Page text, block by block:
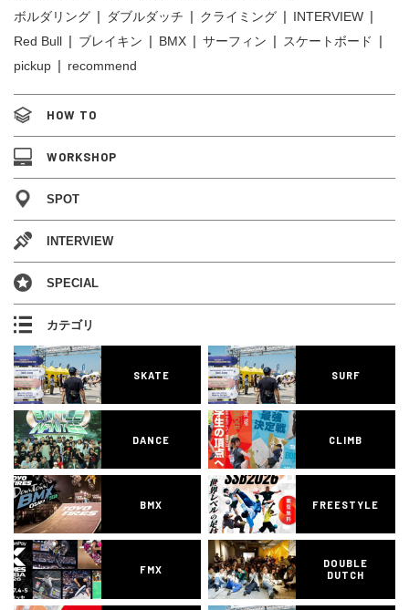
ボルダリング
ダブルダッチ クライミング
INTERVIEW
Red Bull
ブレイキン BMX サーフィン
スケートボード
pickup
recommend
HOW TO
WORKSHOP
SPOT
INTERVIEW
SPECIAL
カテゴリ
SKATE SURF
DANCE CLIMB
BMX FREESTYLE
FMX
DOUBLE
DUTCH